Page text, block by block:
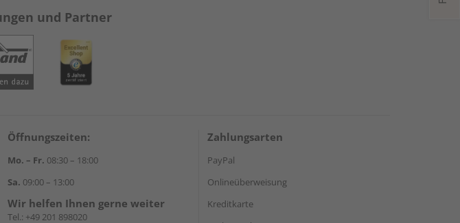
und Partner
Öffnungszeiten:
Mo. – Fr. 08:30 – 18:00
Sa. 09:00 – 13:00
Wir helfen Ihnen gerne weiter
Tel.: +49 201 898020
Zahlungsarten
PayPal
Onlineüberweisung
Kreditkarte